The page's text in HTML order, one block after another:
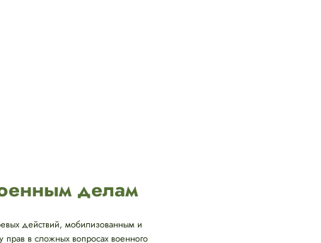
делам
действий, мобилизованным и
прав в сложных вопросах военного